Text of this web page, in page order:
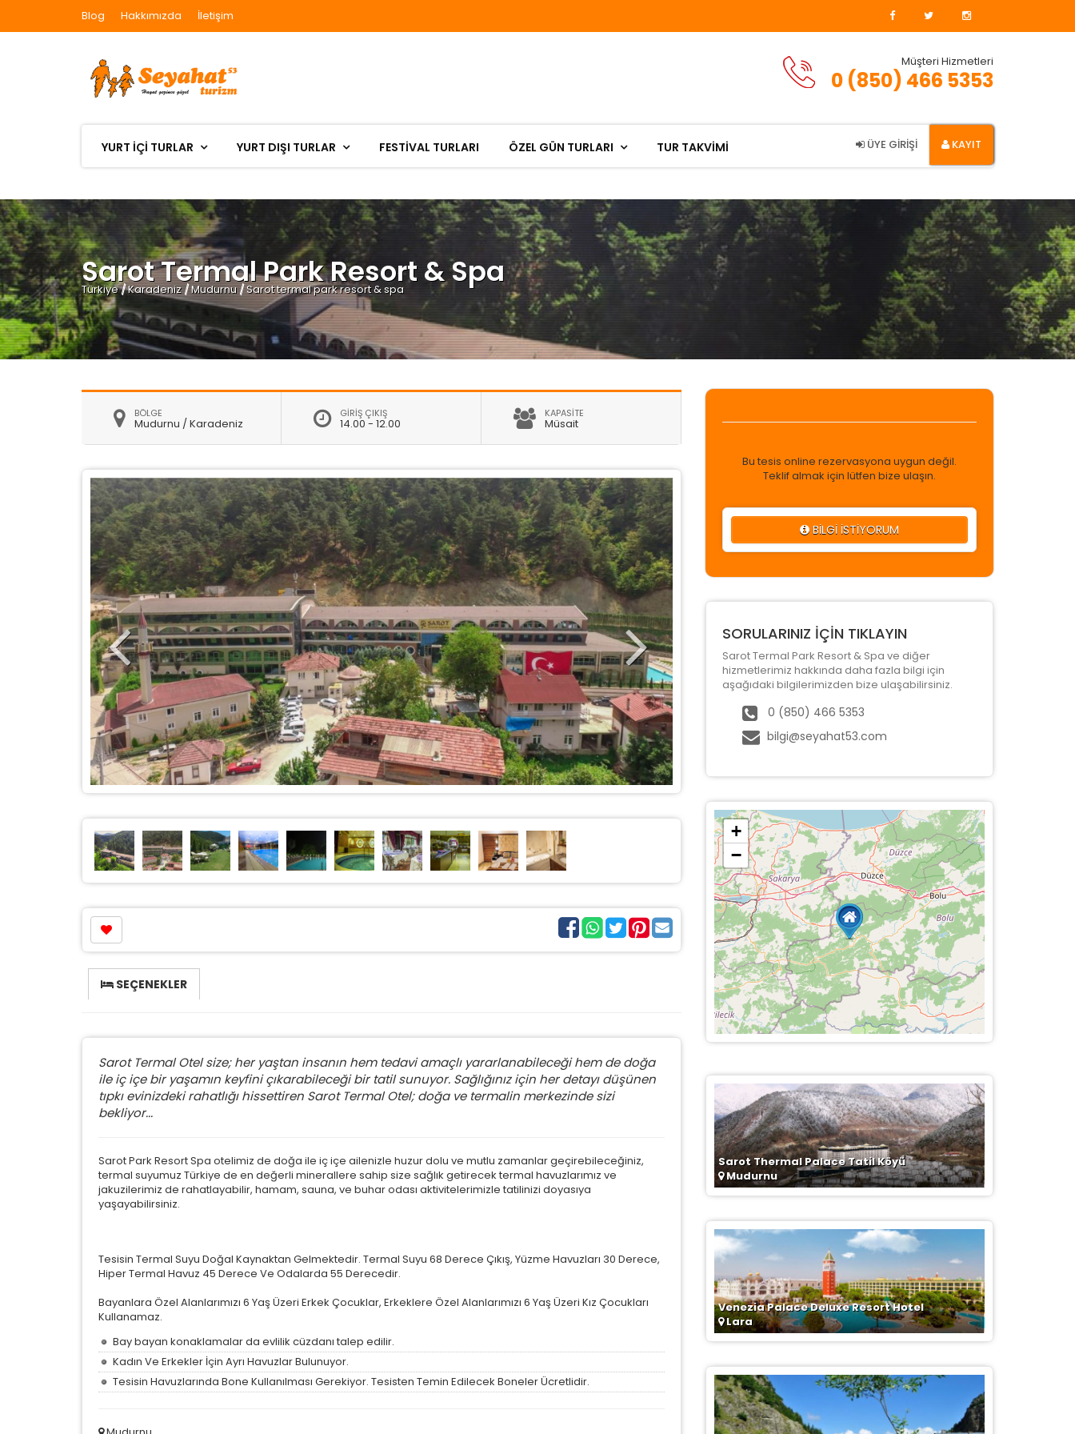
Blog Hakkımızda İletişim
Müşteri Hizmetleri
0 (850) 466 5353
YURT İÇİ TURLAR YURT DIŞI TURLAR FESTIVAL TURLARI ÖZEL GÜN TURLARI TUR TAKVİMİ ÜYE GİRİŞİ KAYIT
Sarot Termal Park Resort & Spa
Türkiye/Karadeniz/Mudurnu/Sarot termal park resort & spa
BÖLGE
Mudurnu / Karadeniz
GİRİŞ ÇIKIŞ
14.00 - 12.00
KAPASİTE
Müsait
SEÇENEKLER
Sarot Termal Otel size; her yaştan insanın hem tedavi amaçlı yararlanabileceği hem de doğa
ile iç içe bir yaşamın keyfini çıkarabileceği bir tatil sunuyor. Sağlığınız için her detayı düşünen
tıpkı evinizdeki rahatlığı hissettiren Sarot Termal Otel; doğa ve termalin merkezinde sizi
bekliyor...
Sarot Park Resort Spa otelimiz de doğa ile iç içe ailenizle huzur dolu ve mutlu zamanlar geçirebileceğiniz,
termal suyumuz Türkiye de en değerli minerallere sahip size sağlık getirecek termal havuzlarımız ve
jakuzilerimiz de rahatlayabilir, hamam, sauna, ve buhar odası aktivitelerimizle tatilinizi doyasıya
yaşayabilirsiniz.
Tesisin Termal Suyu Doğal Kaynaktan Gelmektedir. Termal Suyu 68 Derece Çıkış, Yüzme Havuzları 30 Derece,
Hiper Termal Havuz 45 Derece Ve Odalarda 55 Derecedir.
Bayanlara Özel Alanlarımızı 6 Yaş Üzeri Erkek Çocuklar, Erkeklere Özel Alanlarımızı 6 Yaş Üzeri Kız Çocukları
Kullanamaz.
Bay bayan konaklamalar da evlilik cüzdanı talep edilir.
Kadın Ve Erkekler İçin Ayrı Havuzlar Bulunuyor.
Tesisin Havuzlarında Bone Kullanılması Gerekiyor. Tesisten Temin Edilecek Boneler Ücretlidir.
Bu tesis online rezervasyona uygun değil.
Teklif almak için lütfen bize ulaşın.
BİLGİ İSTİYORUM
SORULARINIZ İÇİN TIKLAYIN
Sarot Termal Park Resort & Spa ve diğer
hizmetlerimiz hakkında daha fazla bilgi için
aşağıdaki bilgilerimizden bize ulaşabilirsiniz.
0 (850) 466 5353
bilgi@seyahat53.com
+
−
Sarot Thermal Palace Tatil Köyü
Mudurnu
Venezia Palace Deluxe Resort Hotel
Lara